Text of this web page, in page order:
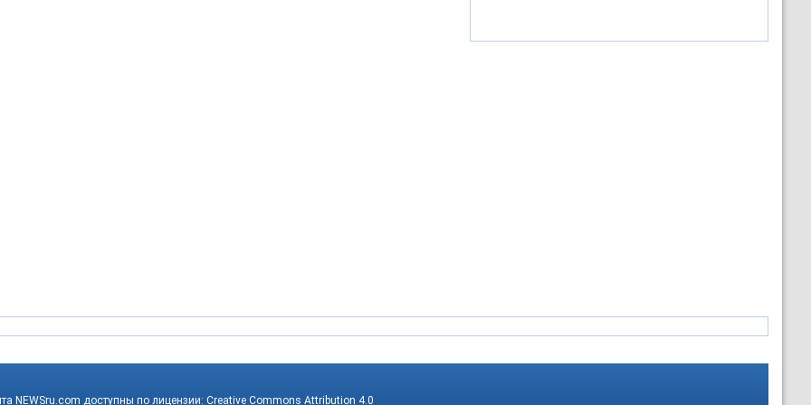
NEWSru.com доступны по лицензии: Creative Commons Attribution 4.0